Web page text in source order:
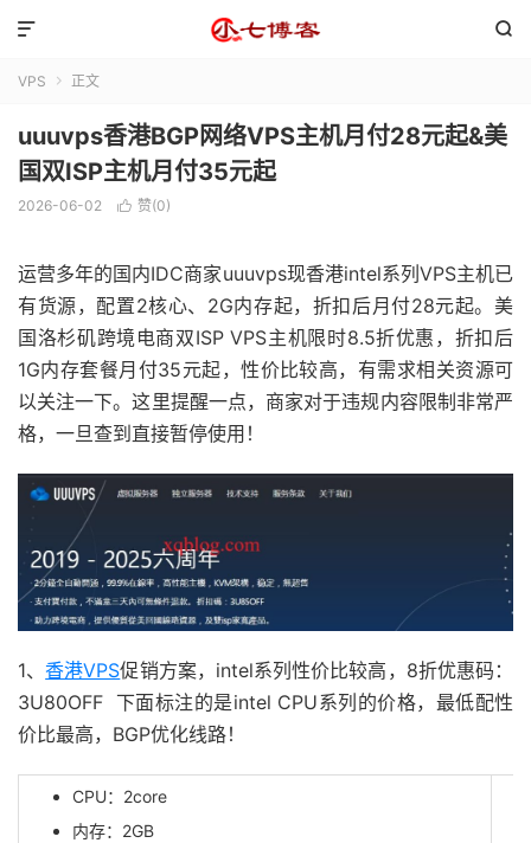


VPS  正文
uuuvps香港BGP网络VPS主机月付28元起&美
国双ISP主机月付35元起
2026-06-02  赞(0)
运营多年的国内IDC商家uuuvps现香港intel系列VPS主机已
有货源，配置2核心、2G内存起，折扣后月付28元起。美
国洛杉矶跨境电商双ISP VPS主机限时8.5折优惠，折扣后
1G内存套餐月付35元起，性价比较高，有需求相关资源可
以关注一下。这里提醒一点，商家对于违规内容限制非常严
格，一旦查到直接暂停使用！
1、 香港VPS促销方案，intel系列性价比较高，8折优惠码：
3U80OFF 下面标注的是intel CPU系列的价格，最低配性
价比最高，BGP优化线路！
CPU：2core
内存：2GB